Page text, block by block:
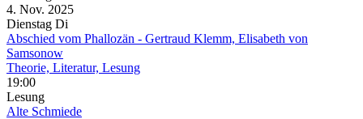
4. Nov. 2025
Dienstag Di
Abschied vom Phallozän - Gertraud Klemm, Elisabeth von
Samsonow
Theorie, Literatur, Lesung
19:00
Lesung
Alte Schmiede